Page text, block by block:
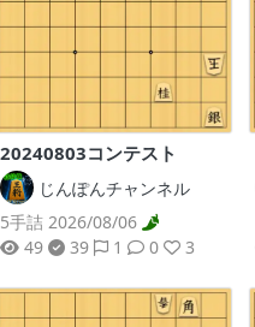
20240803コンテスト
じんぽんチャンネル
5手詰 2026/08/06
49
39 1 0 3